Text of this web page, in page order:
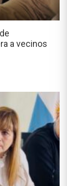
a vecinos